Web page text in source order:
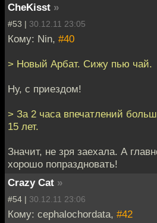
CheKisst »
#53 | 30.12.11 23:05
Кому: Nin, #40
> Новый Арбат. Сижу пью чай.
Ну, с приездом!
> За 2 часа впечатлений
15 лет.
Значит, не зря заехала. А
хорошо попраздновать!
Crazy Cat »
#54 | 30.12.11 23:06
Кому: cephalochordata, #42